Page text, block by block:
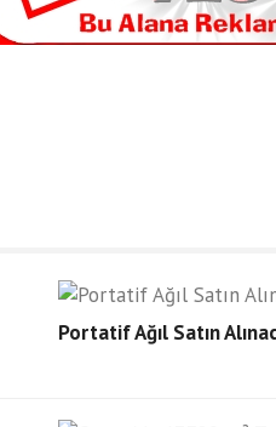
Portatif Ağıl Satın